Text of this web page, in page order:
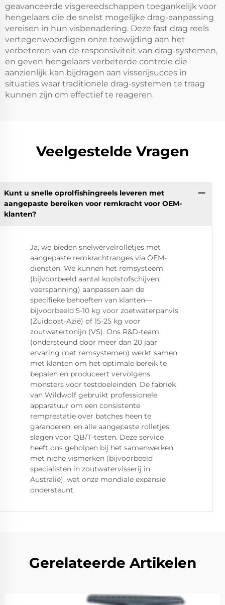
geavanceerde visgereedschappen toegankelijk voor
hengelaars die de snelst mogelijke drag-aanpassing
vereisen in hun visbenadering. Deze fast drag reels
vertegenwoordigen onze toewijding aan het
verbeteren van de responsiviteit van drag-systemen,
en geven hengelaars verbeterde controle die
aanzienlijk kan bijdragen aan visserijsucces in
situaties waar traditionele drag-systemen te traag
kunnen zijn om effectief te reageren.
Veelgestelde Vragen
Kunt u snelle oprolfishingreels leveren met
aangepaste bereiken voor remkracht voor OEM-
klanten?
Ja, we bieden snelwervelrolletjes met
aangepaste remkrachtranges via OEM-
diensten. We kunnen het remsysteem
(bijvoorbeeld aantal koolstofschijven,
veerspanning) aanpassen aan de
specifieke behoeften van klanten—
bijvoorbeeld 5-10 kg voor zoetwaterpanvis
(Zuidoost-Azië) of 15-25 kg voor
zoutwatertonijn (VS). Ons R&D-team
(ondersteund door meer dan 20 jaar
ervaring met remsystemen) werkt samen
met klanten om het optimale bereik te
bepalen en produceert vervolgens
monsters voor testdoeleinden. De fabriek
van Wildwolf gebruikt professionele
apparatuur om een consistente
remprestatie over batches heen te
garanderen, en alle aangepaste rolletjes
slagen voor QB/T-testen. Deze service
heeft ons geholpen bij het samenwerken
met niche vismerken (bijvoorbeeld
specialisten in zoutwatervisserij in
Australië), wat onze mondiale expansie
ondersteunt.
Gerelateerde Artikelen